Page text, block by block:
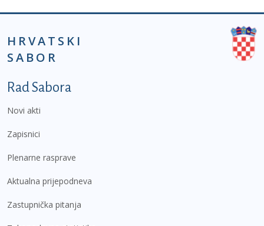
HRVATSKI
SABOR
Podnožje prvi izbornik
Rad Sabora
Novi akti
Zapisnici
Plenarne rasprave
Aktualna prijepodneva
Zastupnička pitanja